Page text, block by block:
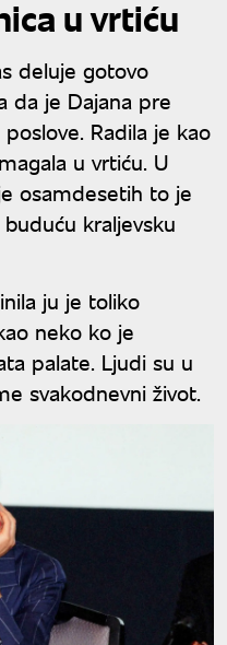
u vrtiću
deluje gotovo
da je Dajana pre
Radila je kao
u vrtiću. U
osamdesetih to je
kraljevsku
ju je toliko
neko ko je
palate. Ljudi su u
svakodnevni život.